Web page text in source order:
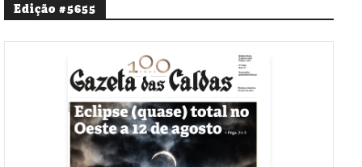
Edição #5655